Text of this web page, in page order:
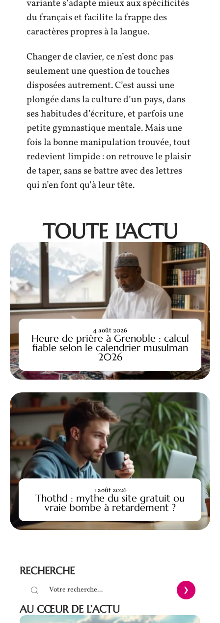
variante s’adapte mieux aux spécificités
du français et facilite la frappe des
caractères propres à la langue.
Changer de clavier, ce n’est donc pas
seulement une question de touches
disposées autrement. C’est aussi une
plongée dans la culture d’un pays, dans
ses habitudes d’écriture, et parfois une
petite gymnastique mentale. Mais une
fois la bonne manipulation trouvée, tout
redevient limpide : on retrouve le plaisir
de taper, sans se battre avec des lettres
qui n’en font qu’à leur tête.
TOUTE L'ACTU
Heure de prière à Grenoble : calcul
fiable selon le calendrier musulman
2026
4 août 2026
Thothd : mythe du site gratuit ou
vraie bombe à retardement ?
1 août 2026
RECHERCHE
AU CŒUR DE L’ACTU